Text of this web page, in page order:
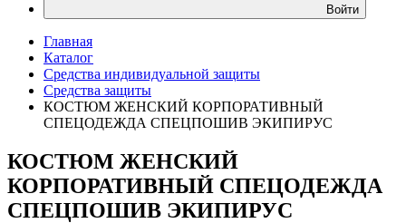
Войти
Главная
Каталог
Средства индивидуальной защиты
Средства защиты
КОСТЮМ ЖЕНСКИЙ КОРПОРАТИВНЫЙ
СПЕЦОДЕЖДА СПЕЦПОШИВ ЭКИПИРУС
КОСТЮМ ЖЕНСКИЙ
КОРПОРАТИВНЫЙ СПЕЦОДЕЖДА
СПЕЦПОШИВ ЭКИПИРУС